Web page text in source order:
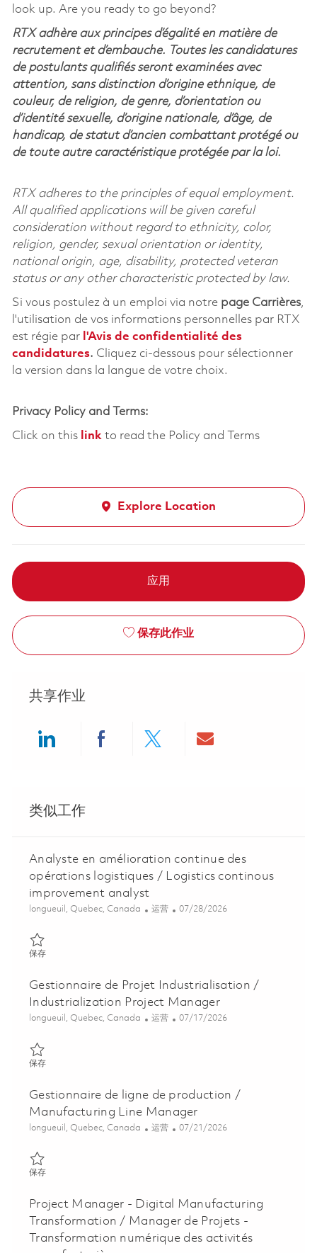
look up. Are you ready to go beyond?
RTX adhère aux principes d’égalité en matière de
recrutement et d’embauche. Toutes les candidatures
de postulants qualifiés seront examinées avec
attention, sans distinction d’origine ethnique, de
couleur, de religion, de genre, d’orientation ou
d’identité sexuelle, d’origine nationale, d’âge, de
handicap, de statut d’ancien combattant protégé ou
de toute autre caractéristique protégée par la loi.
RTX adheres to the principles of equal employment.
All qualified applications will be given careful
consideration without regard to ethnicity, color,
religion, gender, sexual orientation or identity,
national origin, age, disability, protected veteran
status or any other characteristic protected by law.
Si vous postulez à un emploi via notre page Carrières,
l'utilisation de vos informations personnelles par RTX
est régie par l'Avis de confidentialité des
candidatures. Cliquez ci-dessous pour sélectionner
la version dans la langue de votre choix.
Privacy Policy and Terms:
Click on this linkto read the Policy and Terms
Explore Location
应用
保存此作业
共享作业
类似工作
Analyste en amélioration continue des
opérations logistiques / Logistics continous
improvement analyst
位置
longueuil, Quebec, Canada 类别
运营 Posted Date
07/28/2026
保存保存 Analyste en amélioration continue des opérations
Gestionnaire de Projet Industrialisation /
Industrialization Project Manager
位置
longueuil, Quebec, Canada 类别
运营 Posted Date
07/17/2026
保存保存 Gestionnaire de Projet Industrialisation / Industrialization
Gestionnaire de ligne de production /
Manufacturing Line Manager
位置
longueuil, Quebec, Canada 类别
运营 Posted Date
07/21/2026
保存保存 Gestionnaire de ligne de production / Manufacturing Line
Project Manager - Digital Manufacturing
Transformation / Manager de Projets -
Transformation numérique des activités